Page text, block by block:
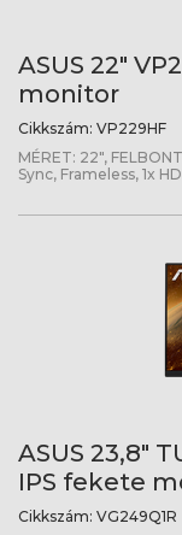
ASUS 22"
monitor
Cikkszám: VP229HF
MÉRET: 22",
Sync, Frameless, 1x
ASUS 23,8"
IPS fekete
Cikkszám: VG249Q1R